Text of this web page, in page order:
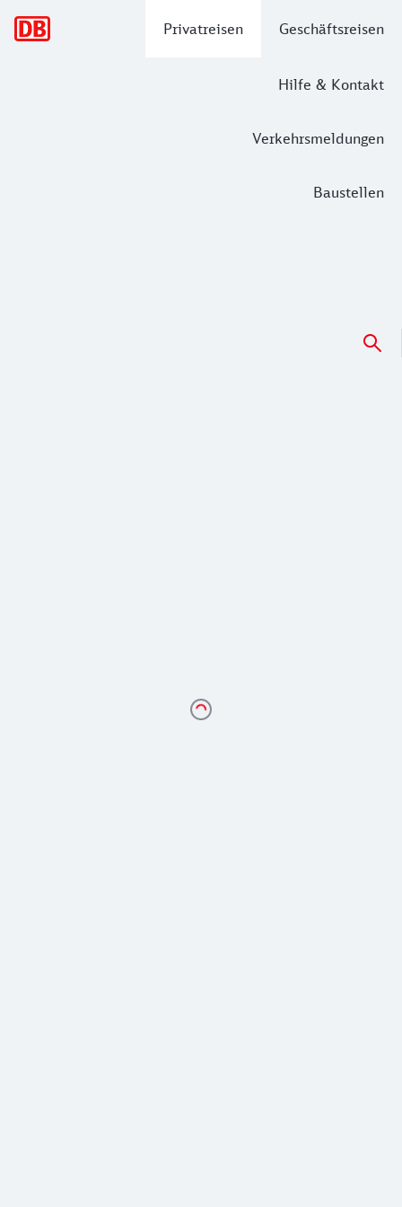
Privatreisen Geschäftsreisen
Hilfe & Kontakt
Verkehrsmeldungen
Baustellen